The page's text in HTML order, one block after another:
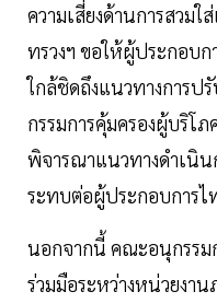
ความเสี่ยงด้านการสวมใ
ทรวงฯ ขอให้ผู้ประกอบ
ใกล้ชิดถึงแนวทางการป
กรรมการคุ้มครองผู้บริโภ
พิจารณาแนวทางดำเนิน
ระทบต่อผู้ประกอบการ
นอกจากนี้ คณะอนุกรรม
ร่วมมือระหว่างหน่วยงา